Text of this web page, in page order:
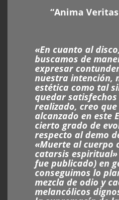
“Anima
«En cuanto al
buscamos de
expresar
nuestra intención,
estética como tal
quedar
realizado, creo
alcanzado en este
cierto grado de
respecto al demo
«Muerte al cuerpo
catarsis
fue publicado) en
conseguimos lo
mezcla de odio y
melancólicos